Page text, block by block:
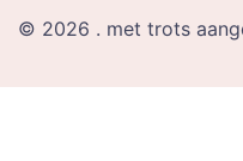
© 2026 . met trots